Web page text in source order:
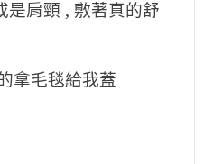
是肩頸 , 敷著真的舒
拿毛毯給我蓋